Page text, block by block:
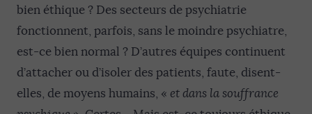
bien éthique ? Des secteurs de psychiatrie
fonctionnent, parfois, sans le moindre psychiatre,
est-ce bien normal ? D’autres équipes continuent
d’attacher ou d’isoler des patients, faute, disent-
elles, de moyens humains, « et dans la souffrance